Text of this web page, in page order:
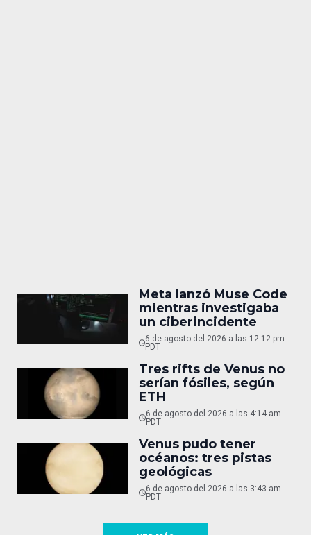
Meta lanzó Muse Code
mientras investigaba
un ciberincidente
6 de agosto del 2026 a las 12:12 pm
PDT
Tres rifts de Venus no
serían fósiles, según
ETH
6 de agosto del 2026 a las 4:14 am
PDT
Venus pudo tener
océanos: tres pistas
geológicas
6 de agosto del 2026 a las 3:43 am
PDT